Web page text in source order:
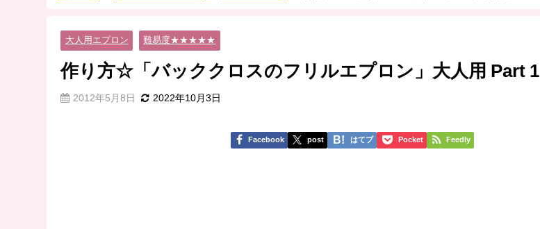
大人用エプロン 難易度★★★★★
作り方☆「バッククロスのフリルエプロン」大人用 Part 1
2012年5月8日 2022年10月3日
Facebook post はてブ Pocket Feedly